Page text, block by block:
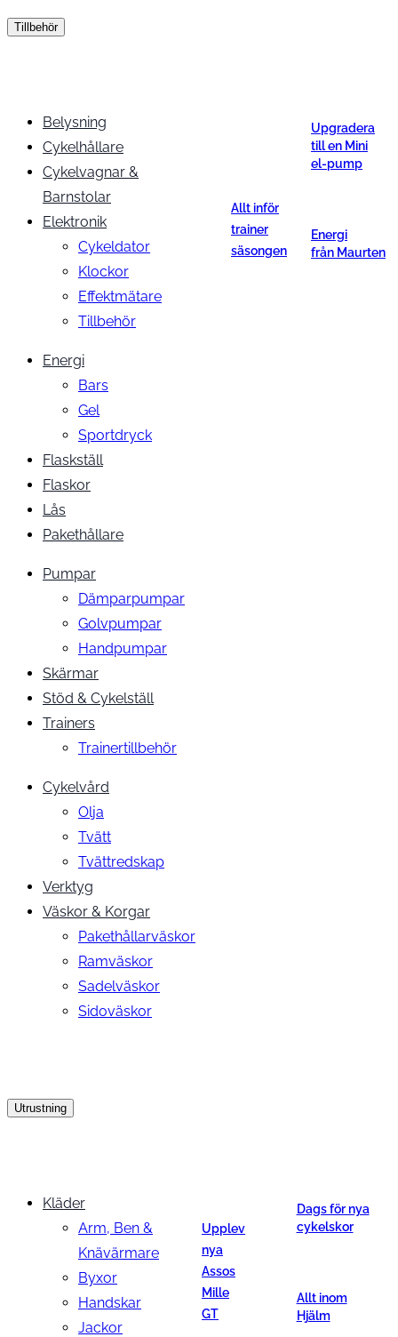
Tillbehör
Belysning
Cykelhållare
Cykelvagnar &
Barnstolar
Elektronik
Cykeldator
Klockor
Effektmätare
Tillbehör
Energi
Bars
Gel
Sportdryck
Flaskställ
Flaskor
Lås
Pakethållare
Pumpar
Dämparpumpar
Golvpumpar
Handpumpar
Skärmar
Stöd & Cykelställ
Trainers
Trainertillbehör
Cykelvård
Olja
Tvätt
Tvättredskap
Verktyg
Väskor & Korgar
Pakethållarväskor
Ramväskor
Sadelväskor
Sidoväskor
Allt inför
trainer
säsongen
Upgradera
till en Mini
el-pump
Energi
från Maurten
Utrustning
Kläder
Arm, Ben &
Knävärmare
Byxor
Handskar
Jackor
Upplev
nya
Assos
Mille
GT
Dags för nya
cykelskor
Allt inom
Hjälm